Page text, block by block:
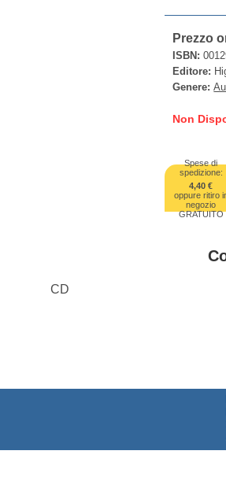
Prezzo
ISBN:
Editore:
Genere:
Non
Spese di
spedizione:
4,40 €
oppure ritiro
negozio
GRATUITO
CD